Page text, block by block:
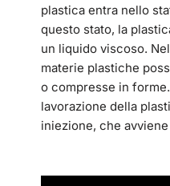
plastica entra nello
questo stato, la
un liquido viscoso.
materie plastiche
o compresse in
lavorazione della
iniezione, che